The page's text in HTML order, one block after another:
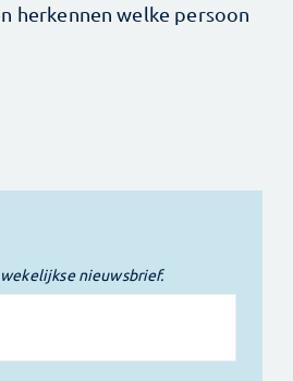
herkennen welke persoon
nieuwsbrief.